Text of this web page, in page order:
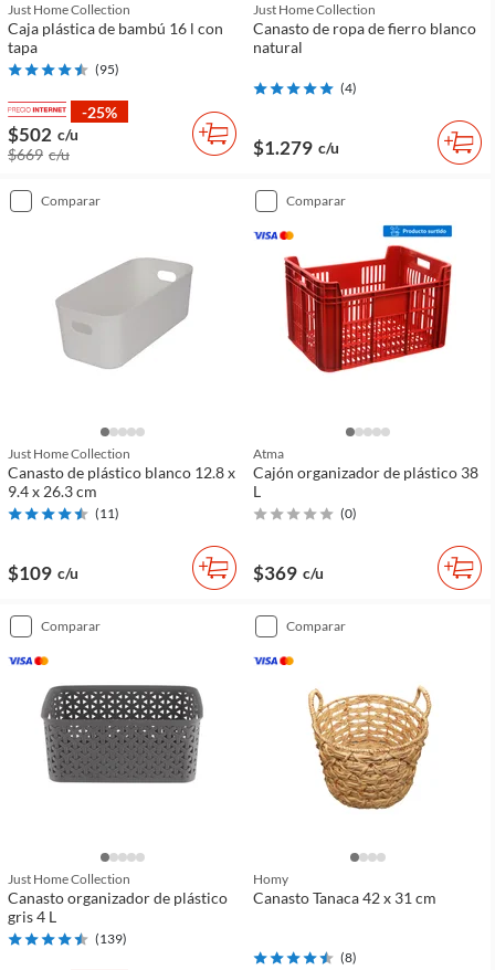
Just Home Collection
Caja plástica de bambú 16 l con
tapa
(95)
-25%
$502 c/u
$669 c/u
Just Home Collection
Canasto de ropa de fierro blanco
natural
(4)
$1.279 c/u
comparar
Just Home Collection
Canasto de plástico blanco 12.8 x
9.4 x 26.3 cm
(11)
$109 c/u
comparar
Atma
Cajón organizador de plástico 38
L
(0)
$369 c/u
comparar
Just Home Collection
Canasto organizador de plástico
gris 4 L
(139)
comparar
Homy
Canasto Tanaca 42 x 31 cm
(8)